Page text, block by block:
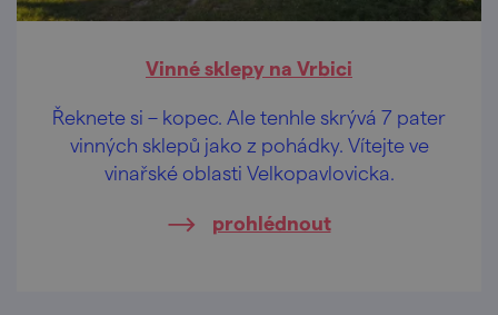
Vinné sklepy na Vrbici
Řeknete si – kopec. Ale tenhle skrývá 7 pater
vinných sklepů jako z pohádky. Vítejte ve
vinařské oblasti Velkopavlovicka.
prohlédnout